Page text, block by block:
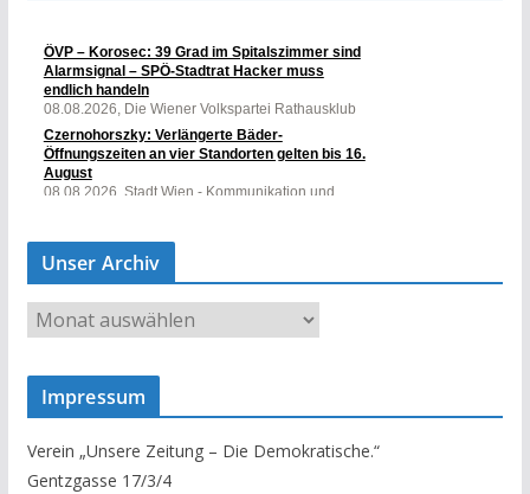
Unser Archiv
U
s
A
Impressum
Verein „Unsere Zeitung – Die Demokratische.“
Gentzgasse 17/3/4